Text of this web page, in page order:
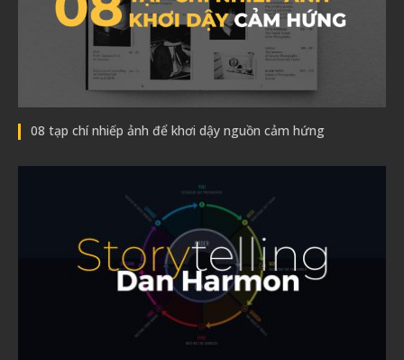
08 tạp chí nhiếp ảnh để khơi dậy nguồn cảm hứng